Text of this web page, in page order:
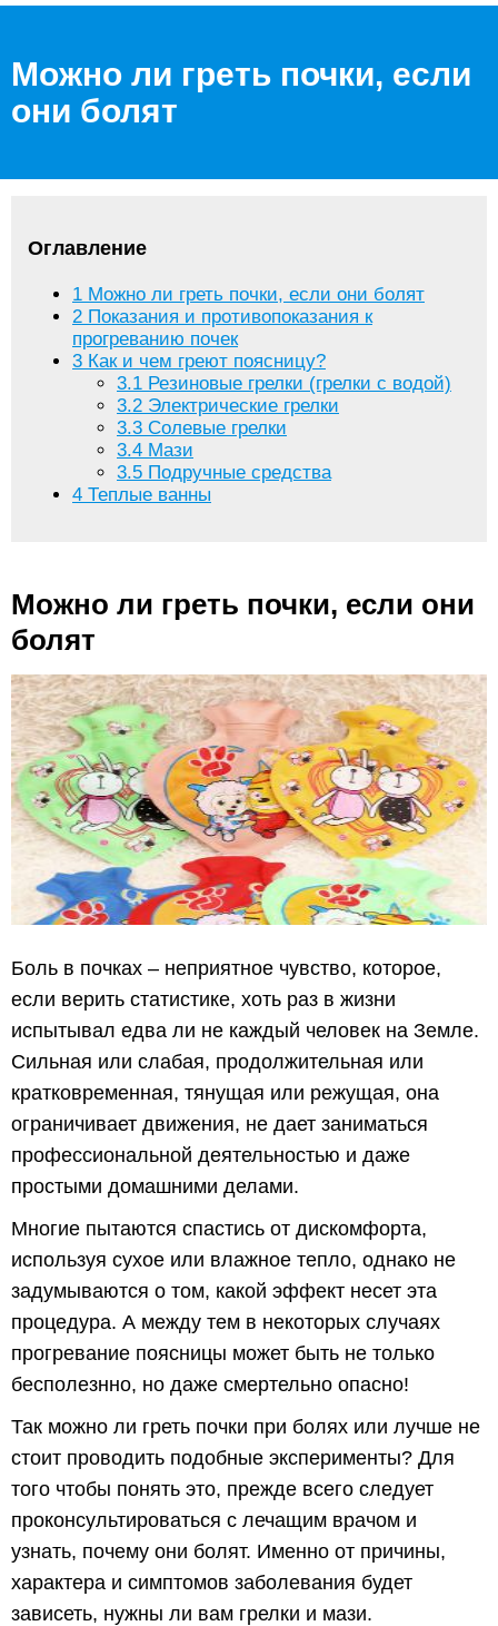
Можно ли греть почки, если
они болят
Оглавление
1 Можно ли греть почки, если они болят
2 Показания и противопоказания к
прогреванию почек
3 Как и чем греют поясницу?
3.1 Резиновые грелки (грелки с водой)
3.2 Электрические грелки
3.3 Солевые грелки
3.4 Мази
3.5 Подручные средства
4 Теплые ванны
Можно ли греть почки, если они
болят
Боль в почках – неприятное чувство, которое,
если верить статистике, хоть раз в жизни
испытывал едва ли не каждый человек на Земле.
Сильная или слабая, продолжительная или
кратковременная, тянущая или режущая, она
ограничивает движения, не дает заниматься
профессиональной деятельностью и даже
простыми домашними делами.
Многие пытаются спастись от дискомфорта,
используя сухое или влажное тепло, однако не
задумываются о том, какой эффект несет эта
процедура. А между тем в некоторых случаях
прогревание поясницы может быть не только
бесполезнно, но даже смертельно опасно!
Так можно ли греть почки при болях или лучше не
стоит проводить подобные эксперименты? Для
того чтобы понять это, прежде всего следует
проконсультироваться с лечащим врачом и
узнать, почему они болят. Именно от причины,
характера и симптомов заболевания будет
зависеть, нужны ли вам грелки и мази.